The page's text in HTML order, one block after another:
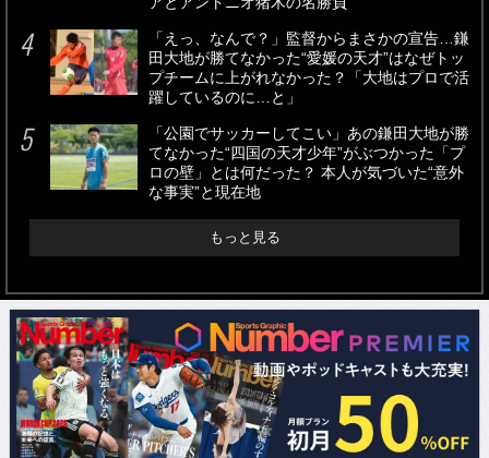
「えっ、なんで？」監督からまさかの宣告…鎌
田大地が勝てなかった“愛媛の天才”はなぜトッ
プチームに上がれなかった？「大地はプロで活
躍しているのに…と」
「公園でサッカーしてこい」あの鎌田大地が勝
てなかった“四国の天才少年”がぶつかった「プ
ロの壁」とは何だった？ 本人が気づいた“意外
な事実”と現在地
もっと見る